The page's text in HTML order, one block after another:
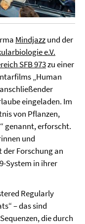
Mindjazzund der
e.V.
SFB 973zu einer
„Human
eingeladen. Im
von Pflanzen,
genannt, erforscht.
und
Forschung an
System in ihrer
Regularly
– das sind
die durch